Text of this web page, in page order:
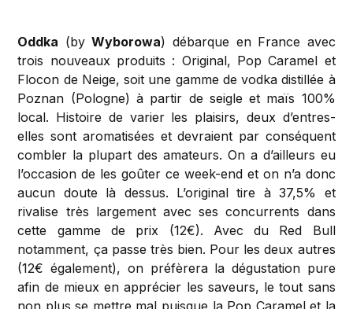
Oddka (byWyborowa) débarque en France avec
trois nouveaux produits : Original, Pop Caramel et
Flocon de Neige, soit une gamme de vodka distillée à
Poznan (Pologne) à partir de seigle et maïs 100%
local. Histoire de varier les plaisirs, deux d’entres-
elles sont aromatisées et devraient par conséquent
combler la plupart des amateurs. On a d’ailleurs eu
l’occasion de les goûter ce week-end et on n’a donc
aucun doute là dessus. L’original tire à 37,5% et
rivalise très largement avec ses concurrents dans
cette gamme de prix (12€). Avec du Red Bull
notamment, ça passe très bien. Pour les deux autres
(12€ également), on préfèrera la dégustation pure
afin de mieux en apprécier les saveurs, le tout sans